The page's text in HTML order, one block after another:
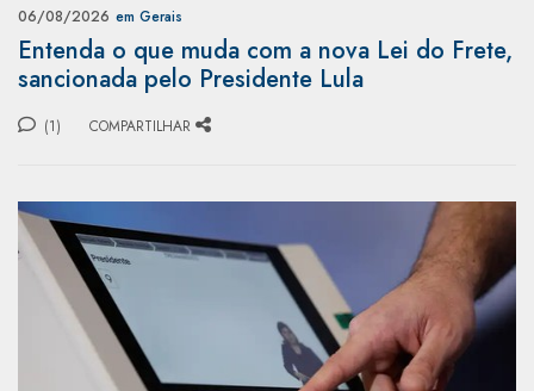
06/08/2026 em Gerais
Entenda o que muda com a nova Lei do Frete,
sancionada pelo Presidente Lula
(1) COMPARTILHAR